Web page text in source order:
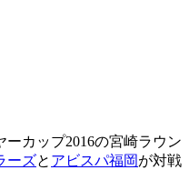
ーカップ2016の宮崎ラウン
ーズと アビスパ福岡が対戦